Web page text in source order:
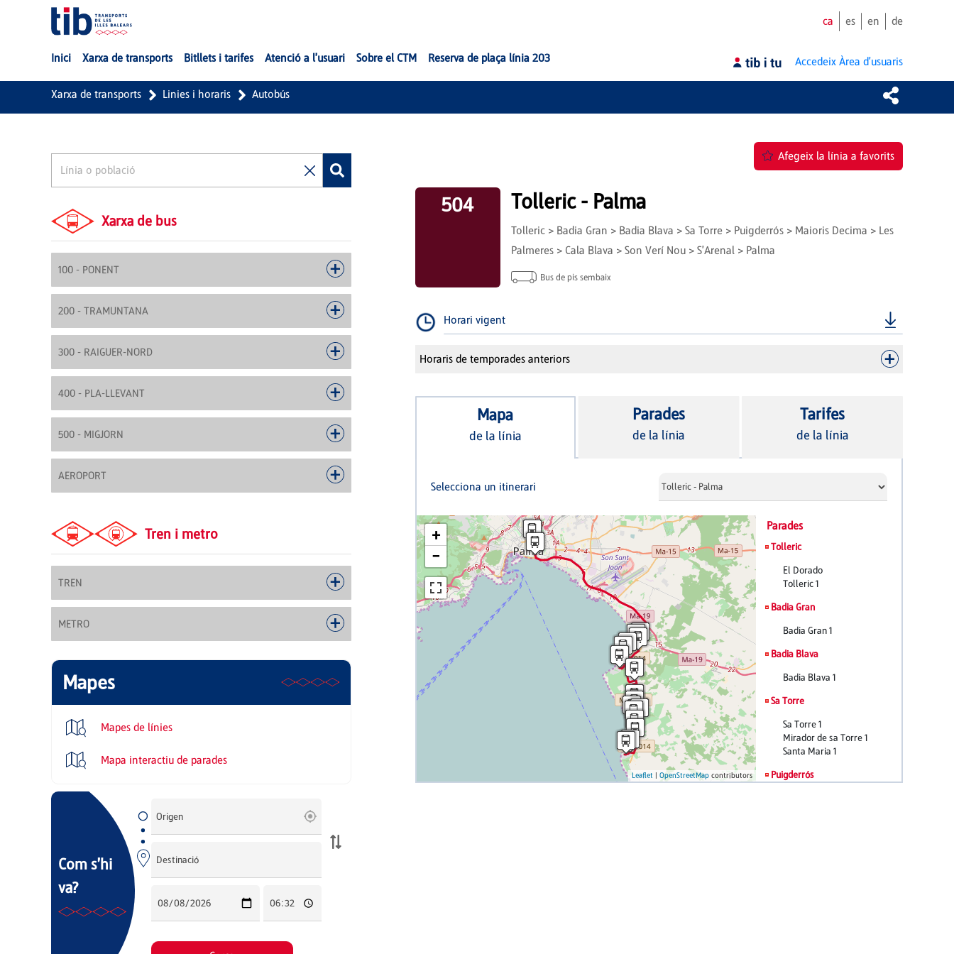
Salta al contingut principal
ca es en de
Inici Xarxa de transports Bitllets i tarifes Atenció a l'usuari Sobre el CTM Reserva de plaça línia 203 Accedeix Àrea d'usuaris
Xarxa de transports Linies i horaris Autobús
Xarxa de bus
100 - PONENT
200 - TRAMUNTANA
300 - RAIGUER-NORD
400 - PLA-LLEVANT
500 - MIGJORN
AEROPORT
Tren i metro
TREN
METRO
Mapes
Mapes de línies
Mapa interactiu de parades
Afegeix la línia a favorits
504 Tolleric - Palma
Tolleric > Badia Gran > Badia Blava > Sa Torre > Puigderrós > Maioris Decima > Les
Palmeres > Cala Blava > Son Verí Nou > S'Arenal > Palma
Bus de pis sembaix
Horari vigent
Horaris de temporades anteriors
Mapa
de la línia
Parades
de la línia
Tarifes
de la línia